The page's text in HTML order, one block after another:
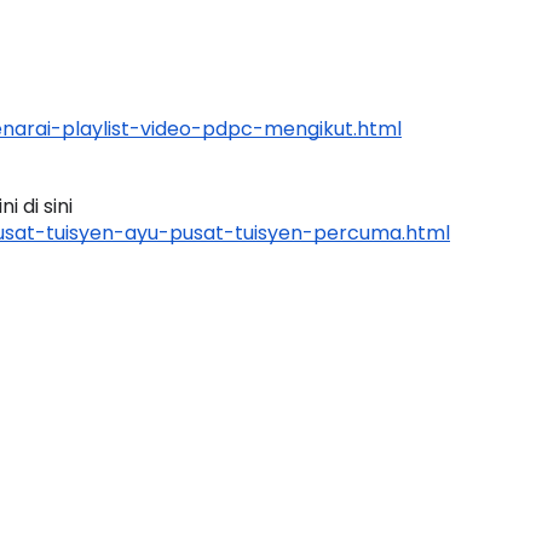
playlist-video-pdpc-mengikut.html
di sini
tuisyen-ayu-pusat-tuisyen-percuma.html
8 :
hari yang lalu
MAJLIS ANUGERAH FFK
Unknown 7 hari yang lalu